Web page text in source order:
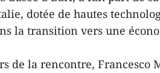
dotée de hautes
la transition vers une
de la rencontre, Francesco